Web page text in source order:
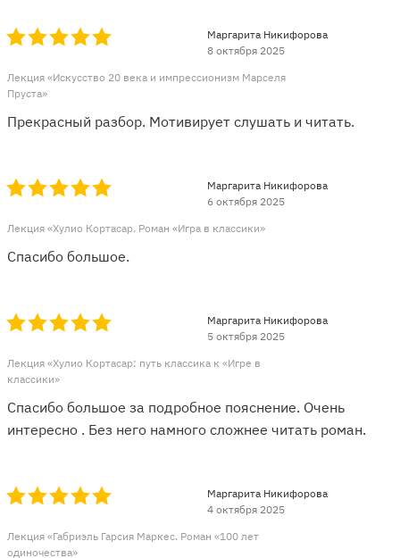
Лекция «Искусство 20 века и импрессионизм Марселя
Пруста»
Маргарита Никифорова
8 октября 2025
Прекрасный разбор. Мотивирует слушать и читать.
Лекция «Хулио Кортасар. Роман «Игра в классики»
Маргарита Никифорова
6 октября 2025
Спасибо большое.
Лекция «Хулио Кортасар: путь классика к «Игре в
классики»
Маргарита Никифорова
5 октября 2025
Спасибо большое за подробное пояснение. Очень
интересно . Без него намного сложнее читать роман.
Лекция «Габриэль Гарсия Маркес. Роман «100 лет
одиночества»
Маргарита Никифорова
4 октября 2025